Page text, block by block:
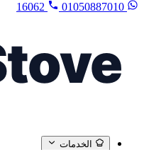
01050887010
16062
الخدمات